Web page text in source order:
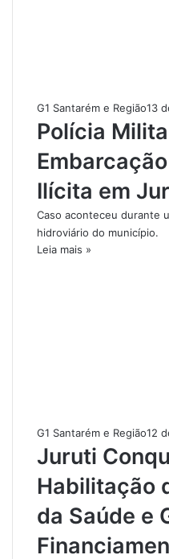
G1 Santarém e Região13
Polícia
Ilícita em
Caso aconteceu durante
hidroviário do município.
Leia mais »
G1 Santarém e Região12
Juruti
Habilitação
da Saúde e